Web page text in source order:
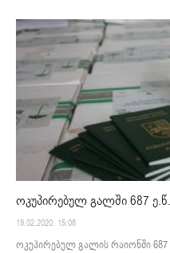
ოკუპირებულ გალში 687
19.02.2020. 15:08
ოკუპირებულ გალის რაიონში 687